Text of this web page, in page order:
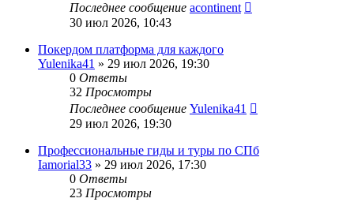
Последнее сообщение acontinent
30 июл 2026, 10:43
Покердом платформа для каждого
Yulenika41 » 29 июл 2026, 19:30
0 Ответы
32 Просмотры
Последнее сообщение Yulenika41
29 июл 2026, 19:30
Профессиональные гиды и туры по СПб
Iamorial33 » 29 июл 2026, 17:30
0 Ответы
23 Просмотры